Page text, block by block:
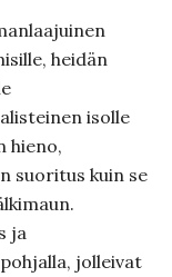
heidän
isolle
hieno,
suoritus kuin se
ja
jolleivat